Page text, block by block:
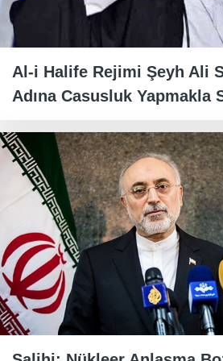
Al-i Halife Rejimi Şeyh Ali
Adına Casusluk Yapmakla